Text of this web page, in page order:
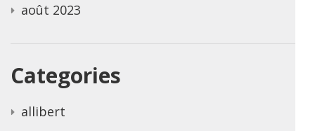
août 2023
Categories
allibert